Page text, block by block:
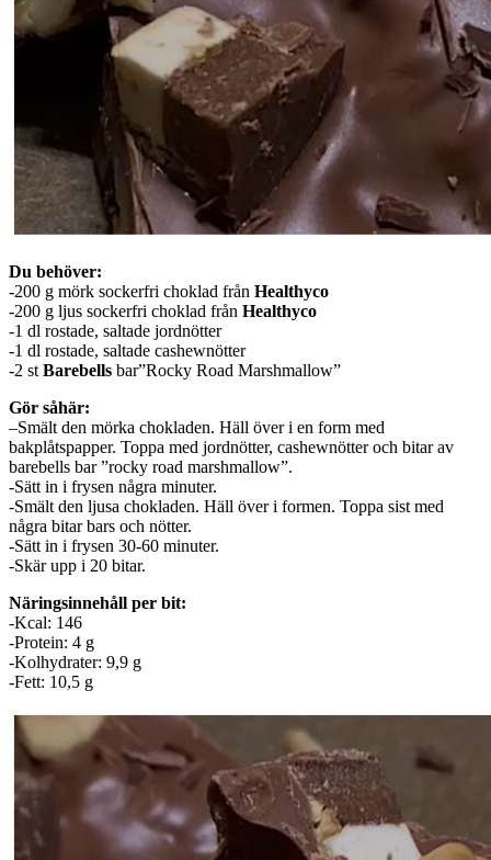
Du behöver:
-200 g mörk sockerfri choklad från Healthyco
-200 g ljus sockerfri choklad från Healthyco
-1 dl rostade, saltade jordnötter
-1 dl rostade, saltade cashewnötter
-2 stBarebells bar”Rocky Road Marshmallow”
Gör såhär:
–Smält den mörka chokladen. Häll över i en form med
bakplåtspapper. Toppa med jordnötter, cashewnötter och bitar av
barebells bar ”rocky road marshmallow”.
-Sätt in i frysen några minuter.
-Smält den ljusa chokladen. Häll över i formen. Toppa sist med
några bitar bars och nötter.
-Sätt in i frysen 30-60 minuter.
-Skär upp i 20 bitar.
Näringsinnehåll per bit:
-Kcal: 146
-Protein: 4 g
-Kolhydrater: 9,9 g
-Fett: 10,5 g